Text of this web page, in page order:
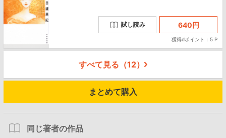
試し読み 640円
獲得dポイント：5 P
すべて見る（12）
まとめて購入
同じ著者の作品